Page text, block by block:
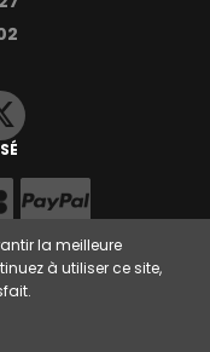
de Vente
la meilleure
à utiliser ce site,